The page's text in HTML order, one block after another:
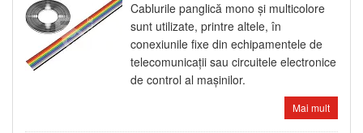
Cablurile panglică mono şi multicolore
sunt utilizate, printre altele, în
conexiunile fixe din echipamentele de
telecomunicaţii sau circuitele electronice
de control al maşinilor.
Mai mult